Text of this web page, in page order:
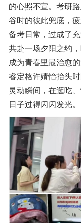
的心照不宣。考研
谷时的彼此兜底，
备考日常，过成了
共赴一场夕阳之约
成为青春里最治愈
睿定格许婧怡抬头
灵动瞬间，在逛吃
日子过得闪闪发光。